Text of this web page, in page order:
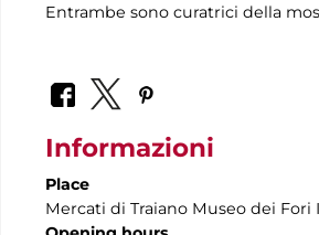
Entrambe sono curatrici della
Informazioni
Place
Mercati di Traiano Museo dei Fori